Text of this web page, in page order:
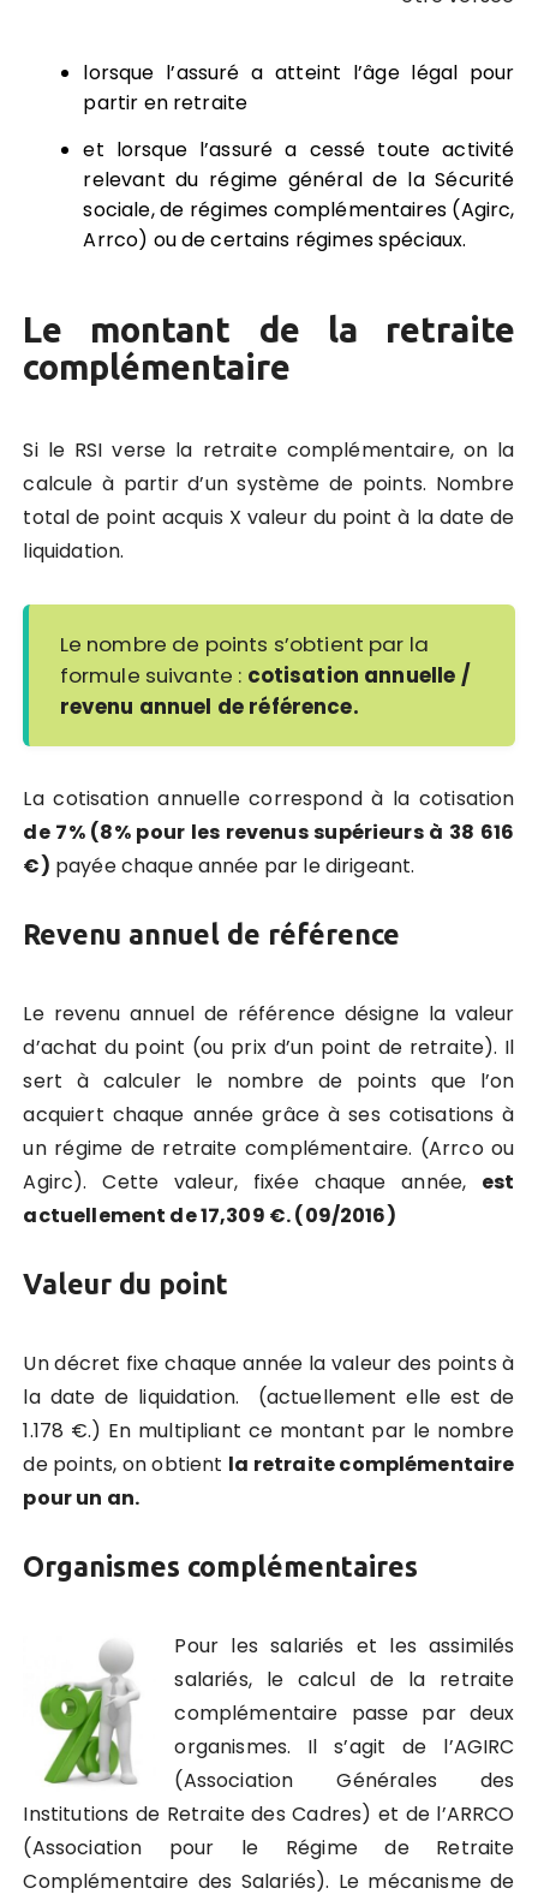
lorsque l’assuré a atteint l’âge légal pour
partir en retraite
et lorsque l’assuré a cessé toute activité
relevant du régime général de la Sécurité
sociale, de régimes complémentaires (Agirc,
Arrco) ou de certains régimes spéciaux.
Le montant de la retraite
complémentaire
Si le RSI verse la retraite complémentaire, on la
calcule à partir d’un système de points. Nombre
total de point acquis X valeur du point à la date de
liquidation.
Le nombre de points s’obtient par la
formule suivante : cotisation annuelle /
revenu annuel de référence.
La cotisation annuelle correspond à la cotisation
de 7% (8% pour les revenus supérieurs à 38 616
€) payée chaque année par le dirigeant.
Revenu annuel de référence
Le revenu annuel de référence désigne la valeur
d’achat du point (ou prix d’un point de retraite). Il
sert à calculer le nombre de points que l’on
acquiert chaque année grâce à ses cotisations à
un régime de retraite complémentaire. (Arrco ou
Agirc). Cette valeur, fixée chaque année, est
actuellement de 17,309 €. (09/2016)
Valeur du point
Un décret fixe chaque année la valeur des points à
la date de liquidation. (actuellement elle est de
1.178 €.) En multipliant ce montant par le nombre
de points, on obtient la retraite complémentaire
pour un an.
Organismes complémentaires
Pour les salariés et les assimilés
salariés, le calcul de la retraite
complémentaire passe par deux
organismes. Il s’agit de l’AGIRC
(Association Générales des
Institutions de Retraite des Cadres) et de l’ARRCO
(Association pour le Régime de Retraite
Complémentaire des Salariés). Le mécanisme de